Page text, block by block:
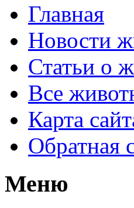
Главная
Новости
Статьи о
Все
Карта
Обратная
Меню